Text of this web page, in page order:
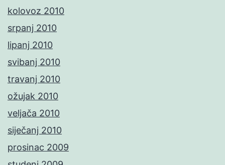
kolovoz 2010
srpanj 2010
lipanj 2010
svibanj 2010
travanj 2010
ožujak 2010
veljača 2010
siječanj 2010
prosinac 2009